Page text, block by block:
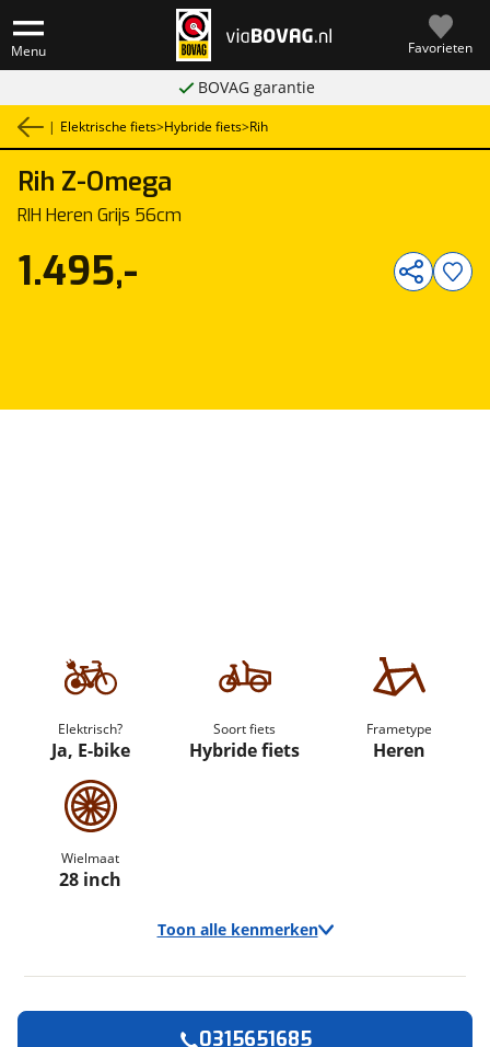
Menu Favorieten
BOVAG garantie
| Elektrische fiets>Hybride fiets>Rih
Rih Z-Omega
RIH Heren Grijs 56cm
Elektrisch?
Ja, E-bike
Soort fiets
Hybride fiets
Frametype
Heren
Wielmaat
28 inch
Toon alle kenmerken
1.495,-
0315651685